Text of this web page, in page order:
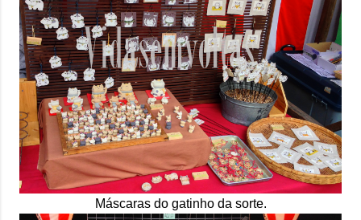
Máscaras do gatinho da sorte.